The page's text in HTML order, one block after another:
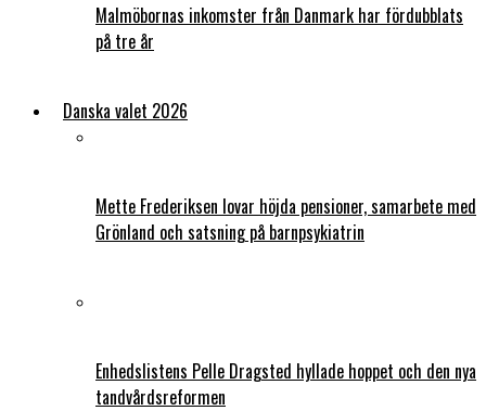
Malmöbornas inkomster från Danmark har fördubblats
på tre år
Danska valet 2026
Mette Frederiksen lovar höjda pensioner, samarbete med
Grönland och satsning på barnpsykiatrin
Enhedslistens Pelle Dragsted hyllade hoppet och den nya
tandvårdsreformen